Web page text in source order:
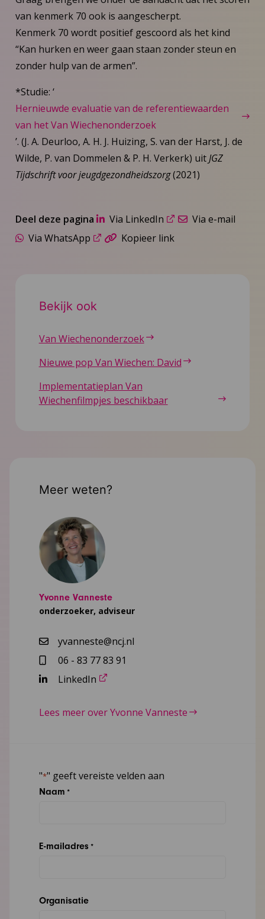
van kenmerk 70 ook is aangescherpt.
Kenmerk 70 wordt positief gescoord als het kind
“Kan hurken en weer gaan staan zonder steun en
zonder hulp van de armen”.
*Studie: ‘
Hernieuwde evaluatie van de referentiewaarden
van het Van Wiechenonderzoek
’. (J. A. Deurloo, A. H. J. Huizing, S. van der Harst, J. de
Wilde, P. van Dommelen & P. H. Verkerk) uitJGZ
Tijdschrift voor jeugdgezondheidszorg(2021)
Deel deze pagina Via LinkedIn
Via e-mail
Via WhatsApp
Kopieer link
Bekijk ook
Van Wiechenonderzoek
Nieuwe pop Van Wiechen: David
Implementatieplan Van
Wiechenfilmpjes beschikbaar
Meer weten?
Yvonne Vanneste
onderzoeker, adviseur
yvanneste@ncj.nl
06 - 83 77 83 91
LinkedIn
Lees meer over Yvonne Vanneste
"*" geeft vereiste velden aan
Naam *
E-mailadres *
Organisatie